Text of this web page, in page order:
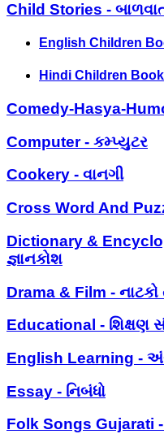
Child Stories -
English Children
Hindi Children
Comedy-Hasya-
Computer - કમ્પ્યુટર
Cookery - વાનગી
Cross Word And
Dictionary &
જ્ઞાનકોશ
Drama & Film - નાટકો
Educational - શિક્ષણ
English Learning -
Essay - નિબંધો
Folk Songs Gujarati